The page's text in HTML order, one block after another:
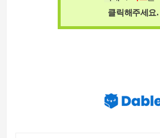
클릭해주세요.